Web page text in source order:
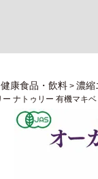
健康食品・飲料 濃縮
ー ナトゥリー 有機マキ